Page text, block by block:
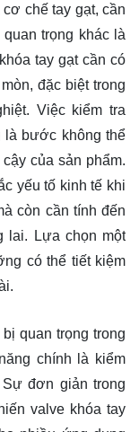
chế tay gạt, cần
trọng khác là
tay gạt cần có
đặc biệt trong
Việc kiểm tra
là bước không thể
của sản phẩm.
yếu tố kinh tế khi
còn cần tính đến
lai. Lựa chọn một
có thể tiết kiệm
quan trọng trong
chính là kiểm
đơn giản trong
valve khóa tay